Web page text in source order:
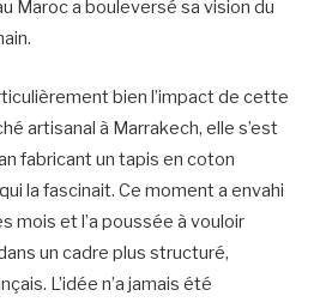
Maroc a bouleversé sa vision du
bien l’impact de cette
artisanal à Marrakech, elle s’est
fabricant un tapis en coton
la fascinait. Ce moment a envahi
mois et l’a poussée à vouloir
un cadre plus structuré,
L’idée n’a jamais été